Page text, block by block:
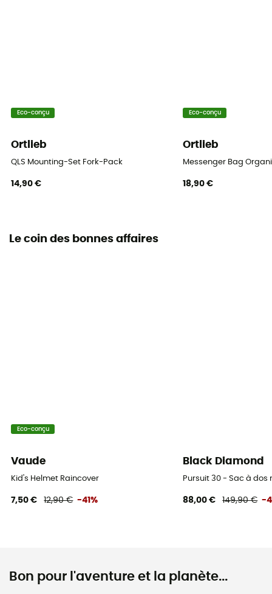
Eco-conçu
Ortlieb
QLS Mounting-Set Fork-Pack
14,90 €
Eco-conçu
Ortlieb
Messenger Bag
18,90 €
Le coin des bonnes affaires
Eco-conçu
Vaude
Kid's Helmet Raincover
7,50 € 12,90 € -41%
Black Diamond
Pursuit 30 - Sac à
88,00 € 149,90 € -
Bon pour l'aventure et la planète...